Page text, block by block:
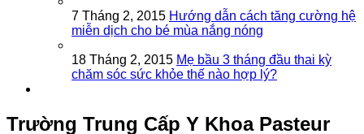
7 Tháng 2, 2015 Hướng dẫn cách tăng cường hệ
miễn dịch cho bé mùa nắng nóng
18 Tháng 2, 2015 Mẹ bầu 3 tháng đầu thai kỳ
chăm sóc sức khỏe thế nào hợp lý?
Trường Trung Cấp Y Khoa Pasteur